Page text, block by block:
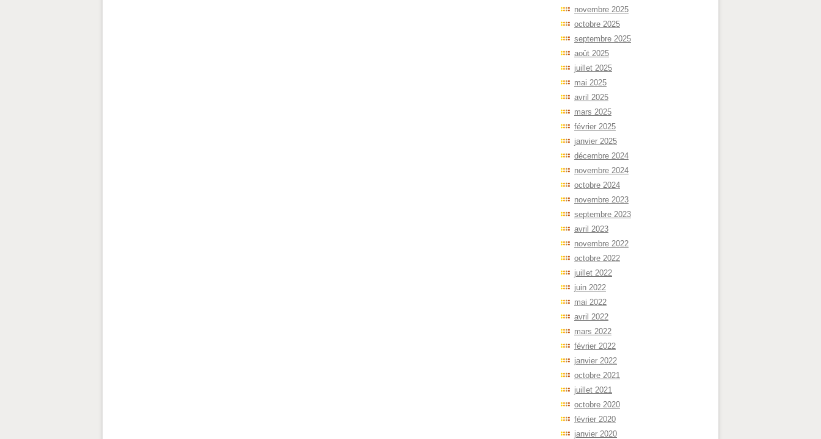
novembre 2025
octobre 2025
septembre 2025
août 2025
juillet 2025
mai 2025
avril 2025
mars 2025
février 2025
janvier 2025
décembre 2024
novembre 2024
octobre 2024
novembre 2023
septembre 2023
avril 2023
novembre 2022
octobre 2022
juillet 2022
juin 2022
mai 2022
avril 2022
mars 2022
février 2022
janvier 2022
octobre 2021
juillet 2021
octobre 2020
février 2020
janvier 2020